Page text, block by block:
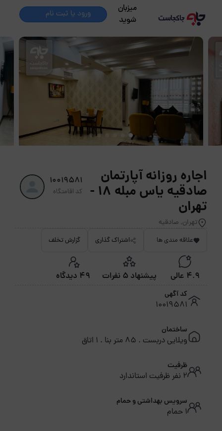
میزبان
شوید
ورود یا ثبت نام
اجاره روزانه آپارتمان
صادقیه یاس مبله 18 -
تهران
تهران, صادقیه
10019581
کد اقامتگاه
علاقه مندی ها اشتراک گذاری گزارش تخلف
4.9 عالی پیشنهاد 5 نفرات 49 دیدگاه
کد آگهی
10019581
ساختمان
ویلایی دربست . 85 متر بنا . 1 اتاق
ظرفیت
2 نفر ظرفیت استاندارد
سرویس بهداشتی و حمام
1 حمام